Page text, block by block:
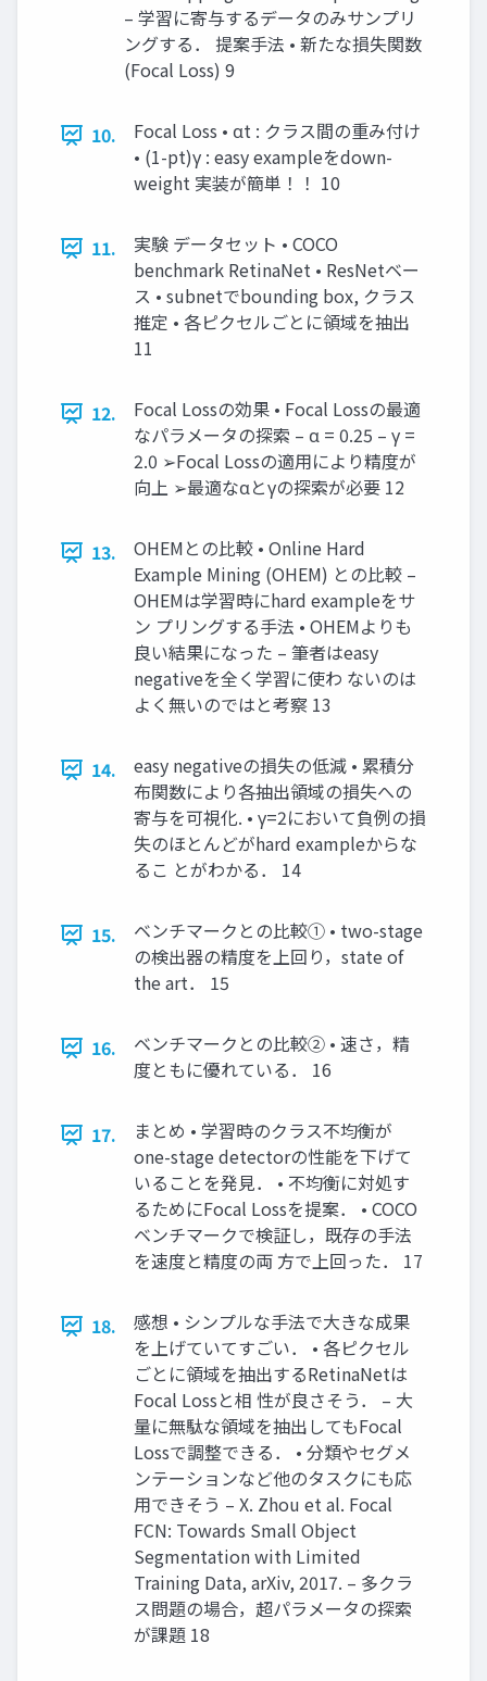
– 学習に寄与するデータのみサンプリ
ングする． 提案手法 • 新たな損失関数
(Focal Loss) 9
10.
Focal Loss • αt : クラス間の重み付け
• (1-pt)γ : easy exampleをdown-
weight 実装が簡単！！ 10
11.
実験 データセット • COCO
benchmark RetinaNet • ResNetベー
ス • subnetでbounding box, クラス
推定 • 各ピクセルごとに領域を抽出
11
12.
Focal Lossの効果 • Focal Lossの最適
なパラメータの探索 – α = 0.25 – γ =
2.0 ➢Focal Lossの適用により精度が
向上 ➢最適なαとγの探索が必要 12
13.
OHEMとの比較 • Online Hard
Example Mining (OHEM) との比較 –
OHEMは学習時にhard exampleをサ
ン プリングする手法 • OHEMよりも
良い結果になった – 筆者はeasy
negativeを全く学習に使わ ないのは
よく無いのではと考察 13
14.
easy negativeの損失の低減 • 累積分
布関数により各抽出領域の損失への
寄与を可視化. • γ=2において負例の損
失のほとんどがhard exampleからな
るこ とがわかる． 14
15.
ベンチマークとの比較① • two-stage
の検出器の精度を上回り，state of
the art． 15
16.
ベンチマークとの比較② • 速さ，精
度ともに優れている． 16
17.
まとめ • 学習時のクラス不均衡が
one-stage detectorの性能を下げて
いることを発見． • 不均衡に対処す
るためにFocal Lossを提案． • COCO
ベンチマークで検証し，既存の手法
を速度と精度の両 方で上回った． 17
18.
感想 • シンプルな手法で大きな成果
を上げていてすごい． • 各ピクセル
ごとに領域を抽出するRetinaNetは
Focal Lossと相 性が良さそう． – 大
量に無駄な領域を抽出してもFocal
Lossで調整できる． • 分類やセグメ
ンテーションなど他のタスクにも応
用できそう – X. Zhou et al. Focal
FCN: Towards Small Object
Segmentation with Limited
Training Data, arXiv, 2017. – 多クラ
ス問題の場合，超パラメータの探索
が課題 18